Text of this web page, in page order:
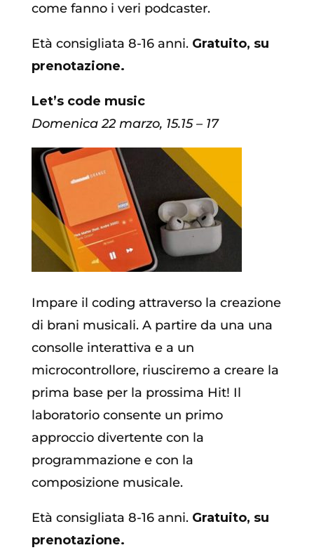
come fanno i veri podcaster.
Età consigliata 8-16 anni. Gratuito, su
prenotazione.
Let’s code music
Domenica22 marzo, 15.15– 17
Impare il coding attraverso la creazione
di brani musicali. A partire da una una
consolle interattiva e a un
microcontrollore, riusciremo a creare la
prima base per la prossima Hit! Il
laboratorio consente un primo
approccio divertente con la
programmazione e con la
composizione musicale.
Età consigliata 8-16 anni. Gratuito, su
prenotazione.